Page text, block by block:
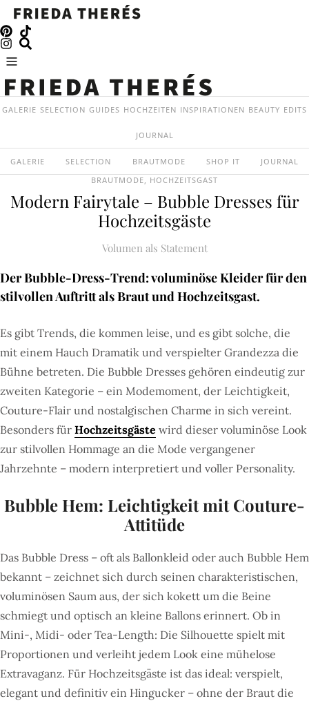
GALERIE SELECTION GUIDES HOCHZEITEN INSPIRATIONEN BEAUTY EDITS
JOURNAL
GALERIE SELECTION BRAUTMODE SHOP IT
JOURNAL
BRAUTMODE, HOCHZEITSGAST
Modern Fairytale – Bubble Dresses für
Hochzeitsgäste
Volumen als Statement
Der Bubble-Dress-Trend: voluminöse Kleider für den
stilvollen Auftritt als Braut und Hochzeitsgast.
Es gibt Trends, die kommen leise, und es gibt solche, die
mit einem Hauch Dramatik und verspielter Grandezza die
Bühne betreten. Die Bubble Dresses gehören eindeutig zur
zweiten Kategorie – ein Modemoment, der Leichtigkeit,
Couture-Flair und nostalgischen Charme in sich vereint.
Besonders für Hochzeitsgäste wird dieser voluminöse Look
zur stilvollen Hommage an die Mode vergangener
Jahrzehnte – modern interpretiert und voller Personality.
Bubble Hem: Leichtigkeit mit Couture-
Attitüde
Das Bubble Dress – oft als Ballonkleid oder auch Bubble Hem
bekannt – zeichnet sich durch seinen charakteristischen,
voluminösen Saum aus, der sich kokett um die Beine
schmiegt und optisch an kleine Ballons erinnert. Ob in
Mini-, Midi- oder Tea-Length: Die Silhouette spielt mit
Proportionen und verleiht jedem Look eine mühelose
Extravaganz. Für Hochzeitsgäste ist das ideal: verspielt,
elegant und definitiv ein Hingucker – ohne der Braut die